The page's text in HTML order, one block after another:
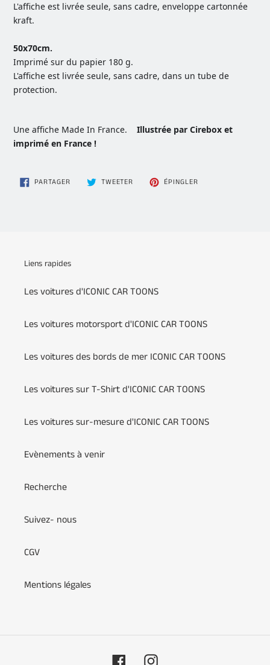
L'affiche est livrée seule, sans cadre, enveloppe cartonnée
kraft.
50x70cm.
Imprimé sur du papier 180 g.
L'affiche est livrée seule, sans cadre, dans un tube de
protection.
Une affiche Made In France.
Illustrée par Cirebox et
imprimé en France !
PARTAGERPARTAGER
SUR
TWEETER TWEETERÉPINGLER
Liens rapides
Les voitures d'ICONIC CAR TOONS
Les voitures motorsport d'ICONIC CAR TOONS
Les voitures des bords de mer ICONIC CAR TOONS
Les voitures sur T-Shirt d'ICONIC CAR TOONS
Les voitures sur-mesure d'ICONIC CAR TOONS
Evènements à venir
Recherche
Suivez- nous
CGV
Mentions légales
FacebookInstagram